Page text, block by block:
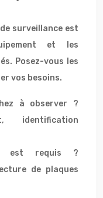
surveillance est
et les
Posez-vous les
vos besoins.
à observer ?
identification
est requis ?
de plaques